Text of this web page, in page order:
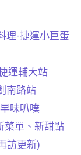
理-捷運小巨蛋
運輔大站
南路站
味叭噗
菜單、新甜點
訪更新)